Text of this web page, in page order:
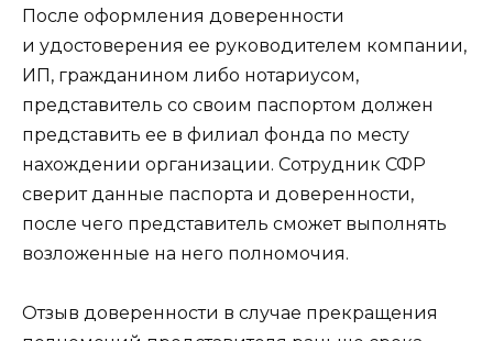
После оформления доверенности
и удостоверения ее руководителем компании,
ИП, гражданином либо нотариусом,
представитель со своим паспортом должен
представить ее в филиал фонда по месту
нахождении организации. Сотрудник СФР
сверит данные паспорта и доверенности,
после чего представитель сможет выполнять
возложенные на него полномочия.
Отзыв доверенности в случае прекращения